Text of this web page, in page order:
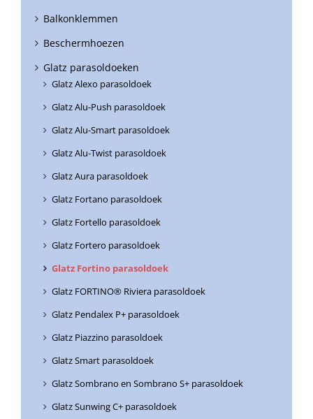
Balkonklemmen
Beschermhoezen
Glatz parasoldoeken
Glatz Alexo parasoldoek
Glatz Alu-Push parasoldoek
Glatz Alu-Smart parasoldoek
Glatz Alu-Twist parasoldoek
Glatz Aura parasoldoek
Glatz Fortano parasoldoek
Glatz Fortello parasoldoek
Glatz Fortero parasoldoek
Glatz Fortino parasoldoek
Glatz FORTINO® Riviera parasoldoek
Glatz Pendalex P+ parasoldoek
Glatz Piazzino parasoldoek
Glatz Smart parasoldoek
Glatz Sombrano en Sombrano S+ parasoldoek
Glatz Sunwing C+ parasoldoek